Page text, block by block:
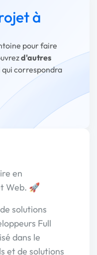
à
pour faire
d'autres
correspondra
en
Web. 🚀
solutions
Full
dans le
et de solutions